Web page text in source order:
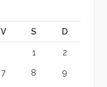
V S D
1 2
7 8 9